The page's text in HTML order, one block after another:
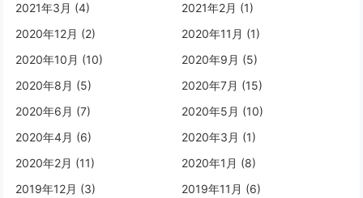
2021年3月 (4)
2021年2月 (1)
2020年12月 (2)
2020年11月 (1)
2020年10月 (10)
2020年9月 (5)
2020年8月 (5)
2020年7月 (15)
2020年6月 (7)
2020年5月 (10)
2020年4月 (6)
2020年3月 (1)
2020年2月 (11)
2020年1月 (8)
2019年12月 (3)
2019年11月 (6)